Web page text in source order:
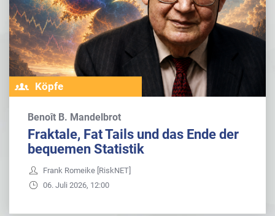
Köpfe
Benoît B. Mandelbrot
Fraktale, Fat Tails und das Ende der
bequemen Statistik
Frank Romeike [RiskNET]
06. Juli 2026, 12:00